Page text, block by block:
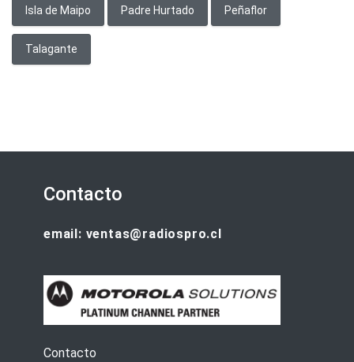
Isla de Maipo Padre Hurtado Peñaflor
Talagante
Contacto
email: ventas@radiospro.cl
Contacto